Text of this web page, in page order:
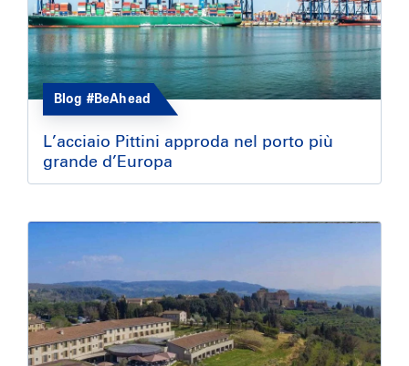
Blog #BeAhead
L’acciaio Pittini approda nel porto più
grande d’Europa